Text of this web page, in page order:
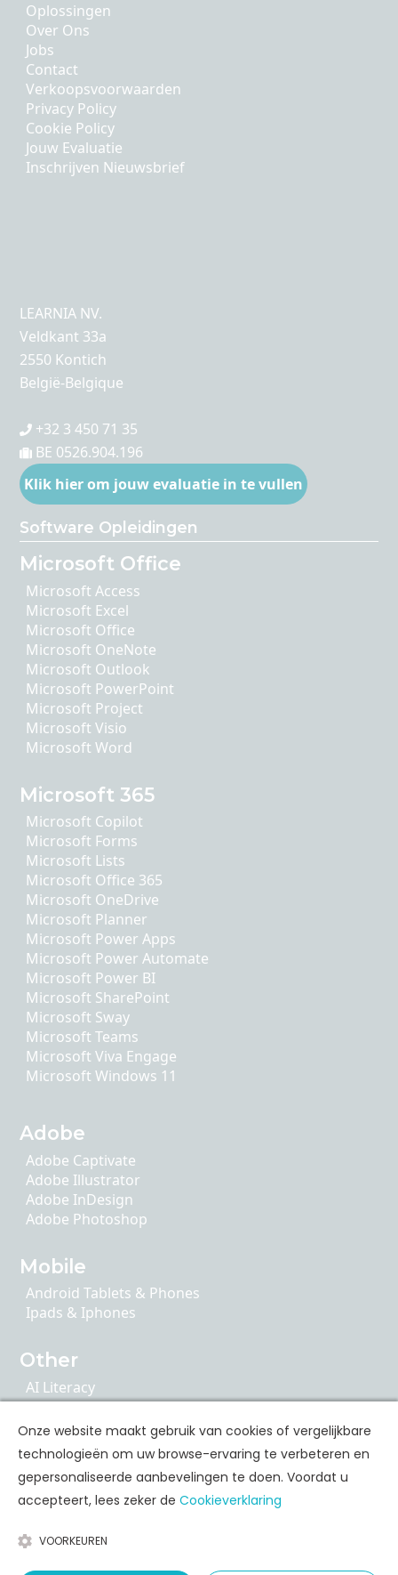
Oplossingen
Over Ons
Jobs
Contact
Verkoopsvoorwaarden
Privacy Policy
Cookie Policy
Jouw Evaluatie
Inschrijven Nieuwsbrief
LEARNIA NV.
Veldkant 33a
2550 Kontich
België-Belgique
+32 3 450 71 35
BE 0526.904.196
Klik hier om jouw evaluatie in te vullen
Software Opleidingen
Microsoft Office
Microsoft Access
Microsoft Excel
Microsoft Office
Microsoft OneNote
Microsoft Outlook
Microsoft PowerPoint
Microsoft Project
Microsoft Visio
Microsoft Word
Microsoft 365
Microsoft Copilot
Microsoft Forms
Microsoft Lists
Microsoft Office 365
Microsoft OneDrive
Microsoft Planner
Microsoft Power Apps
Microsoft Power Automate
Microsoft Power BI
Microsoft SharePoint
Microsoft Sway
Microsoft Teams
Microsoft Viva Engage
Microsoft Windows 11
Adobe
Adobe Captivate
Adobe Illustrator
Adobe InDesign
Adobe Photoshop
Mobile
Android Tablets & Phones
Ipads & Iphones
Other
AI Literacy
Articulate 360
ChatGPT
Cybersecurity
Google Apps
Communication
Leadership & Coaching
Onze website maakt gebruik van cookies of vergelijkbare
technologieën om uw browse-ervaring te verbeteren en
gepersonaliseerde aanbevelingen te doen. Voordat u
accepteert, lees zeker de Cookieverklaring
VOORKEUREN